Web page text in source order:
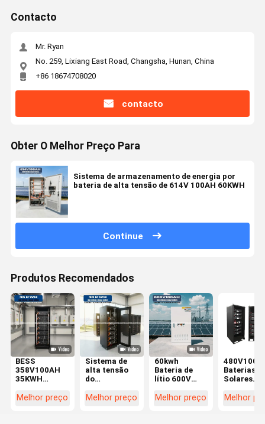
Contacto
Mr. Ryan
No. 259, Lixiang East Road, Changsha, Hunan, China
+86 18674708020
contacto
Obter O Melhor Preço Para
Sistema de armazenamento de energia por
bateria de alta tensão de 614V 100AH 60KWH
Continue
Produtos Recomendados
BESS
358V100AH
35KWH
armazenamento
Melhor preço
Sistema de
alta tensão
do
de energia da
Melhor preço
60kwh
Bateria de
lítio 600V
industrial e
Melhor preço
Baterias
Solares
Sistema
Melhor